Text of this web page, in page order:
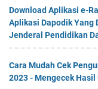
Download Aplikasi e-
Aplikasi Dapodik Yang
Jenderal Pendidikan
Cara Mudah Cek
2023 - Mengecek